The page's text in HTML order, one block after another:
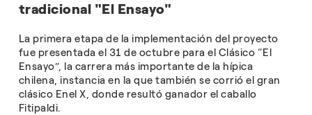
tradicional "El Ensayo"
La primera etapa de la implementación del proyecto
fue presentada el 31 de octubre para el Clásico “El
Ensayo”, la carrera más importante de la hípica
chilena, instancia en la que también se corrió el gran
clásico Enel X, donde resultó ganador el caballo
Fitipaldi.